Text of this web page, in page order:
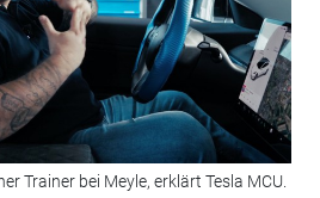
Trainer bei Meyle, erklärt Tesla MCU.